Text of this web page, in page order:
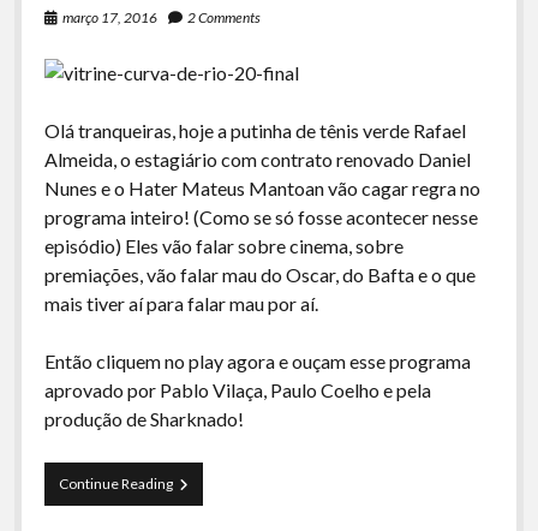
março 17, 2016 2 Comments
Olá tranqueiras, hoje a putinha de tênis verde Rafael
Almeida, o estagiário com contrato renovado Daniel
Nunes e o Hater Mateus Mantoan vão cagar regra no
programa inteiro! (Como se só fosse acontecer nesse
episódio) Eles vão falar sobre cinema, sobre
premiações, vão falar mau do Oscar, do Bafta e o que
mais tiver aí para falar mau por aí.
Então cliquem no play agora e ouçam esse programa
aprovado por Pablo Vilaça, Paulo Coelho e pela
produção de Sharknado!
Continue ReadingCurva
de